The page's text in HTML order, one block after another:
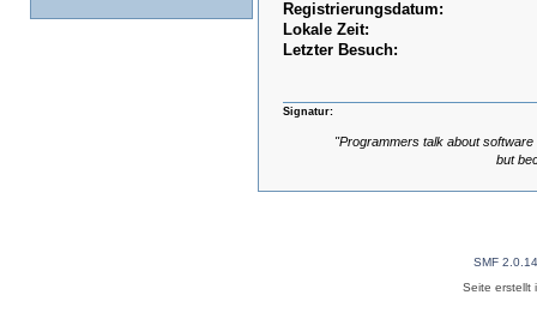
Registrierungsdatum:
Lokale Zeit:
Letzter Besuch:
Signatur:
"Programmers talk about
but
SMF 2.0.14
Seite erstellt